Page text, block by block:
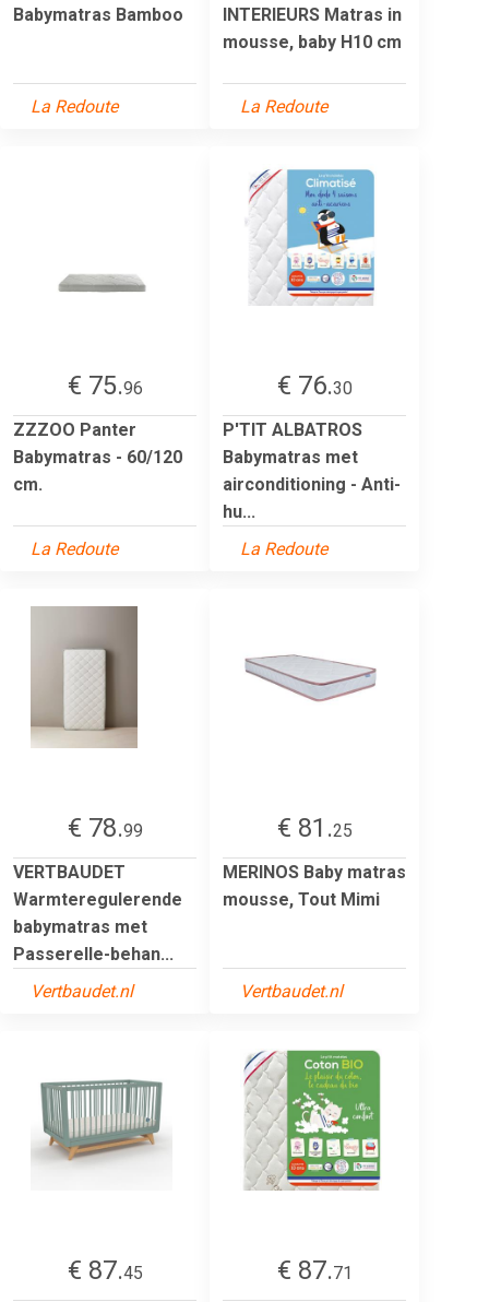
Babymatras Bamboo
La Redoute
INTERIEURS Matras in
mousse, baby H10 cm
La Redoute
€ 75.96
ZZZOO Panter
Babymatras - 60/120
cm.
La Redoute
€ 76.30
P'TIT ALBATROS
Babymatras met
airconditioning - Anti-
hu...
La Redoute
€ 78.99
VERTBAUDET
Warmteregulerende
babymatras met
Passerelle-behan...
Vertbaudet.nl
€ 81.25
MERINOS Baby matras
mousse, Tout Mimi
Vertbaudet.nl
€ 87.45
€ 87.71